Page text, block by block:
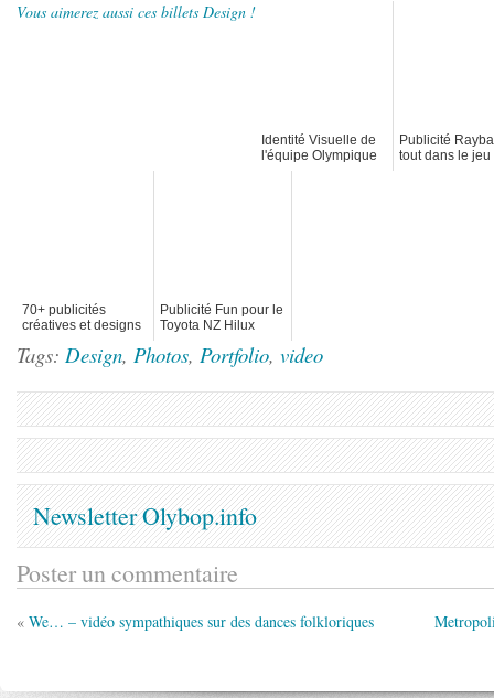
Vous aimerez aussi ces billets Design !
Identité Visuelle de
l'équipe Olympique
Canadienne 2011
Publicité
tout dans le jeu
70+ publicités
créatives et designs
Publicité Fun pour le
Toyota NZ Hilux
Tags: Design, Photos, Portfolio, video
Newsletter Olybop.info
Poster un commentaire
« We… – vidéo sympathiques sur des dances folkloriques